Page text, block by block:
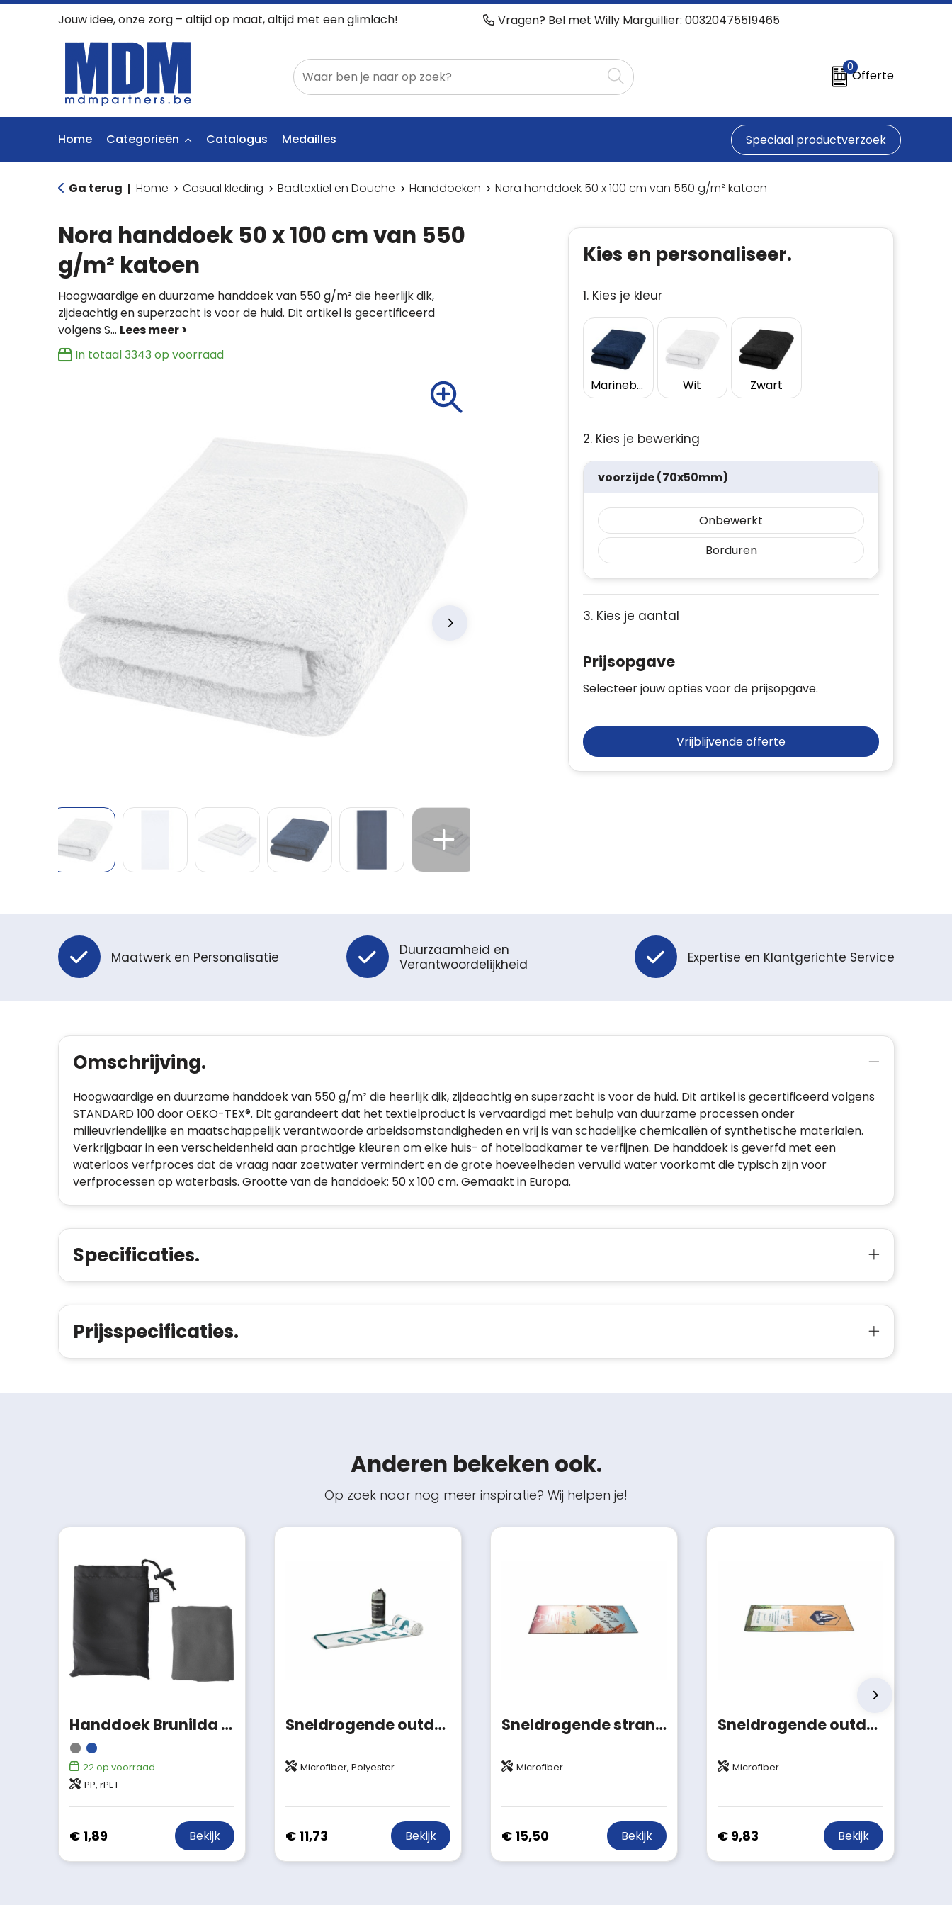
Jouw idee, onze zorg – altijd op maat, altijd met een glimlach! Vragen? Bel met Willy Marguillier: 00320475519465
0
Offerte
Home Categorieën Catalogus Medailles Speciaal productverzoek
Ga terug | Home Casual kleding Badtextiel en Douche Handdoeken Nora handdoek 50 x 100 cm van 550 g/m² katoen
Nora handdoek 50 x 100 cm van 550
g/m² katoen
Hoogwaardige en duurzame handdoek van 550 g/m² die heerlijk dik,
zijdeachtig en superzacht is voor de huid. Dit artikel is gecertificeerd
volgens S...
In totaal3343 op voorraad
Kies en personaliseer.
1. Kies je kleur
Marineblauw Wit Zwart
2. Kies je bewerking
voorzijde (70x50mm)
Onbewerkt
Borduren
3. Kies je aantal
Prijsopgave
Selecteer jouw opties voor de prijsopgave.
Vrijblijvende offerte
Maatwerk en Personalisatie
Duurzaamheid en
Verantwoordelijkheid
Expertise en Klantgerichte Service
Omschrijving.
Hoogwaardige en duurzame handdoek van 550 g/m² die heerlijk dik, zijdeachtig en superzacht is voor de huid. Dit artikel is gecertificeerd volgens
STANDARD 100 door OEKO-TEX®. Dit garandeert dat het textielproduct is vervaardigd met behulp van duurzame processen onder
milieuvriendelijke en maatschappelijk verantwoorde arbeidsomstandigheden en vrij is van schadelijke chemicaliën of synthetische materialen.
Verkrijgbaar in een verscheidenheid aan prachtige kleuren om elke huis- of hotelbadkamer te verfijnen. De handdoek is geverfd met een
waterloos verfproces dat de vraag naar zoetwater vermindert en de grote hoeveelheden vervuild water voorkomt die typisch zijn voor
verfprocessen op waterbasis. Grootte van de handdoek: 50 x 100 cm. Gemaakt in Europa.
Specificaties.
Prijsspecificaties.
Anderen bekeken ook.
Op zoek naar nog meer inspiratie? Wij helpen je!
Handdoek Brunilda | rPET | 79x30 cm
22op voorraad
PP, rPET
€ 1,89 Bekijk
Sneldrogende outdoor handdoek met custom-made print en tas
Microfiber, Polyester
€ 11,73 Bekijk
Sneldrogende strandhanddoek met custom-made print
Microfiber
€ 15,50 Bekijk
Sneldrogende outdoor handdoek met custom print
Microfiber
€ 9,83 Bekijk